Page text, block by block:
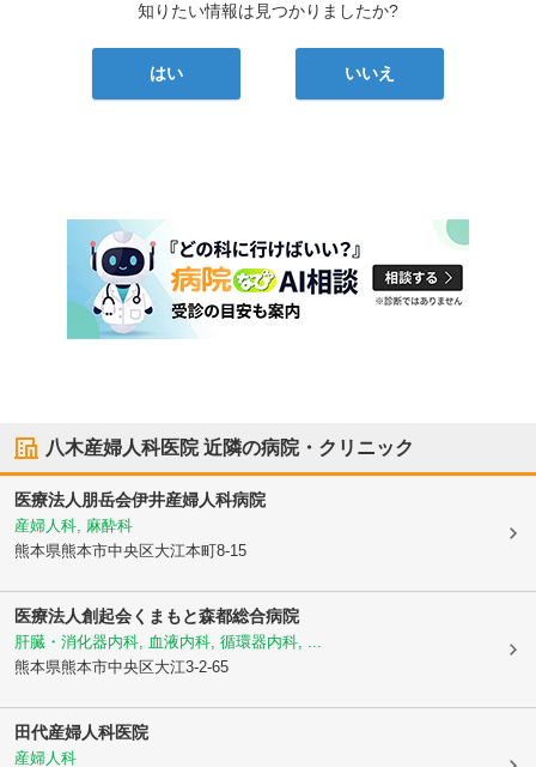
知りたい情報は見つかりましたか?
はい いいえ
八木産婦人科医院近隣の病院・クリニック
医療法人朋岳会伊井産婦人科病院
産婦人科, 麻酔科
熊本県熊本市中央区大江本町8-15
医療法人創起会くまもと森都総合病院
肝臓・消化器内科, 血液内科, 循環器内科, ...
熊本県熊本市中央区大江3-2-65
田代産婦人科医院
産婦人科